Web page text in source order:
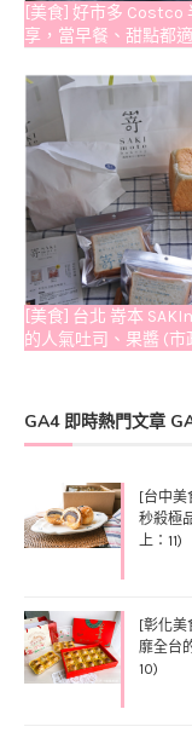
[美食] 好市多 Costco
享，當早餐、甜點都
[美食] 台北 嵜本
的人氣吐司、果醬 (
GA4 即時熱門文章
[台中
秒殺極
上：11)
[彰化美
靡全台
10)